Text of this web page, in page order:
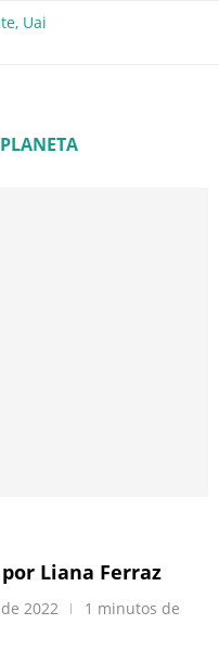
Liana Ferraz
2022
1 minutos de